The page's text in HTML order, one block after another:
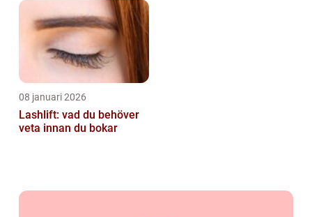
08 januari 2026
Lashlift: vad du behöver
veta innan du bokar